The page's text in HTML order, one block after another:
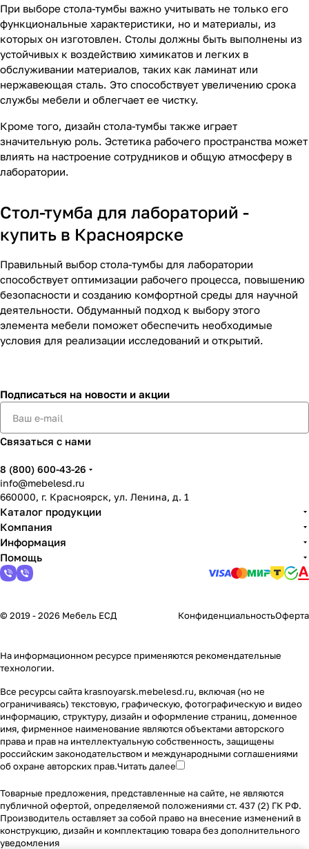
При выборе стола-тумбы важно учитывать не только его
функциональные характеристики, но и материалы, из
которых он изготовлен. Столы должны быть выполнены из
устойчивых к воздействию химикатов и легких в
обслуживании материалов, таких как ламинат или
нержавеющая сталь. Это способствует увеличению срока
службы мебели и облегчает ее чистку.
Кроме того, дизайн стола-тумбы также играет
значительную роль. Эстетика рабочего пространства может
влиять на настроение сотрудников и общую атмосферу в
лаборатории.
Стол-тумба для лабораторий -
купить в Красноярске
Правильный выбор стола-тумбы для лаборатории
способствует оптимизации рабочего процесса, повышению
безопасности и созданию комфортной среды для научной
деятельности. Обдуманный подход к выбору этого
элемента мебели поможет обеспечить необходимые
условия для реализации исследований и открытий.
Подписаться на новости и акции
Связаться с нами
8 (800) 600-43-26
info@mebelesd.ru
660000, г. Красноярск, ул. Ленина, д. 1
Каталог продукции
Компания
Информация
Помощь
© 2019 - 2026 Мебель ЕСД КонфиденциальностьОферта
На информационном ресурсе применяются рекомендательные
технологии.
Все ресурсы сайта krasnoyarsk.mebelesd.ru, включая (но не
ограничиваясь) текстовую, графическую, фотографическую и видео
информацию, структуру, дизайн и оформление страниц, доменное
имя, фирменное наименование являются объектами авторского
права и прав на интеллектуальную собственность, защищены
российским законодательством и международными соглашениями
об охране авторских прав.Читать далее
Товарные предложения, представленные на сайте, не являются
публичной офертой, определяемой положениями ст. 437 (2) ГК РФ.
Производитель оставляет за собой право на внесение изменений в
конструкцию, дизайн и комплектацию товара без дополнительного
уведомления